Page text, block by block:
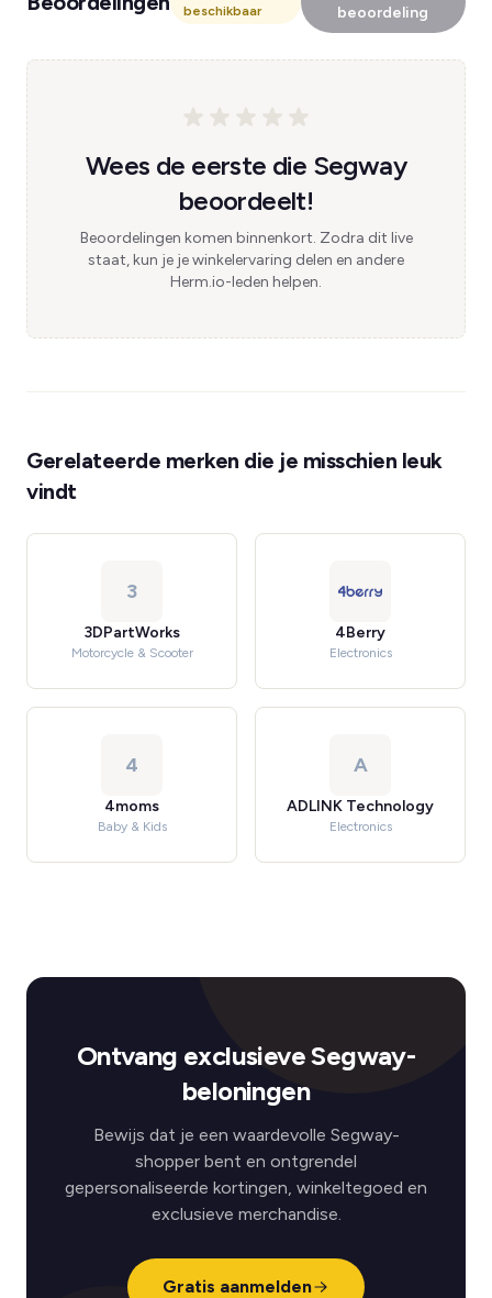
beschikbaar
beoordeling
Wees de eerste die Segway
beoordeelt!
Beoordelingen komen binnenkort. Zodra dit live
staat, kun je je winkelervaring delen en andere
Herm.io-leden helpen.
Gerelateerde merken die je misschien leuk
vindt
3
3DPartWorks
Motorcycle & Scooter
4Berry
Electronics
4
4moms
Baby & Kids
A
ADLINK Technology
Electronics
Ontvang exclusieve Segway-
beloningen
Bewijs dat je een waardevolle Segway-
shopper bent en ontgrendel
gepersonaliseerde kortingen, winkeltegoed en
exclusieve merchandise.
Gratis aanmelden